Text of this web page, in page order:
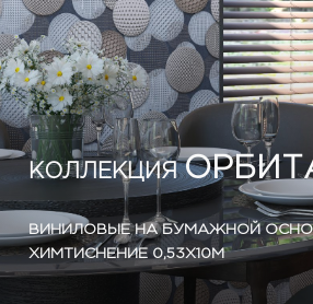
КОЛЛЕКЦИЯ
ВИНИЛОВЫЕ НА БУМАЖНОЙ
ХИМТИСНЕНИЕ 0,53X10М